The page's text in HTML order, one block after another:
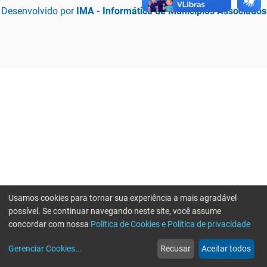
Desenvolvido por IMA - Informática de Municípios Associados
web
Notícias
more_horiz
Mais
Usamos cookies para tornar sua experiência a mais agradável
possível. Se continuar navegando neste site, você assume
concordar com nossa Política de Cookies e Política de privacidade
Gerenciar Cookies... Recusar Aceitar todos
Erro ao enviar informações, por favor tente novamente